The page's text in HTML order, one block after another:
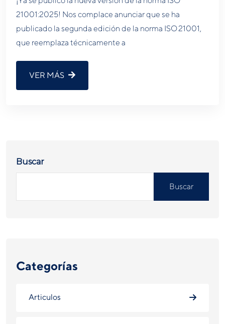
21001:2025! Nos complace anunciar que se ha
publicado la segunda edición de la norma ISO 21001,
que reemplaza técnicamente a
VER MÁS
Buscar
Buscar
Categorías
Articulos